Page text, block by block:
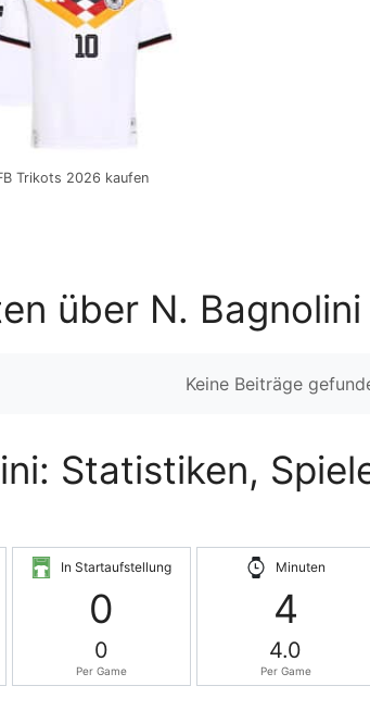
Trikots 2026 kaufen
über N. Bagnolini
Keine Beiträge
Statistiken,
In Startaufstellung
0
0
Per Game
Minuten
4
4.0
Per Game